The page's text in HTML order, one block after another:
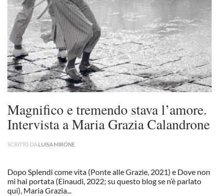
Magnifico e tremendo stava l’amore.
Intervista a Maria Grazia Calandrone
SCRITTO DA LUISA MIRONE
Dopo Splendi come vita (Ponte alle Grazie, 2021) e Dove non
mi hai portata (Einaudi, 2022; su questo blog se n’è parlato
qui), Maria Grazia...